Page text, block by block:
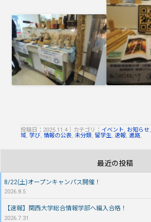
投稿日：2025.11.4 カテゴリ： イベント, お知らせ,
域, 学び, 情報の公表, 未分類, 留学生, 速報, 進路,
最近の投稿
8/22(土)オープンキャンパス開催！
2026.8.5
【速報】関西大学総合情報学部へ編入合格！
2026.7.31